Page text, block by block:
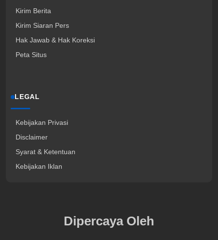
Kirim Berita
Kirim Siaran Pers
Hak Jawab & Hak Koreksi
Peta Situs
LEGAL
Kebijakan Privasi
Disclaimer
Syarat & Ketentuan
Kebijakan Iklan
Dipercaya Oleh